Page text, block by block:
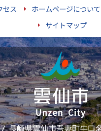
セス ホームページについて
サイトマップ
長崎県雲仙市吾妻町牛口